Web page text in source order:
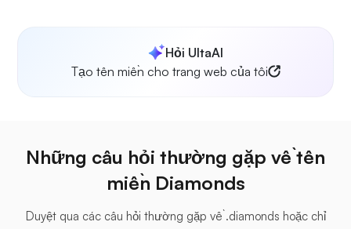
Hỏi UltaAI
Tạo tên miền cho trang web của tôi
Những câu hỏi thường gặp về tên
miền Diamonds
Duyệt qua các câu hỏi thường gặp về .diamonds hoặc chỉ